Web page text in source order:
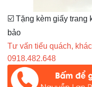
☑️ Tặng kèm giấy trang
bảo
Tư vấn tiểu quách,
0918.482.648